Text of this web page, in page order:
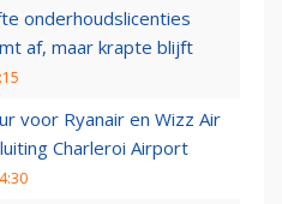
onderhoudslicenties
af, maar krapte blijft
voor Ryanair en Wizz Air
Charleroi Airport